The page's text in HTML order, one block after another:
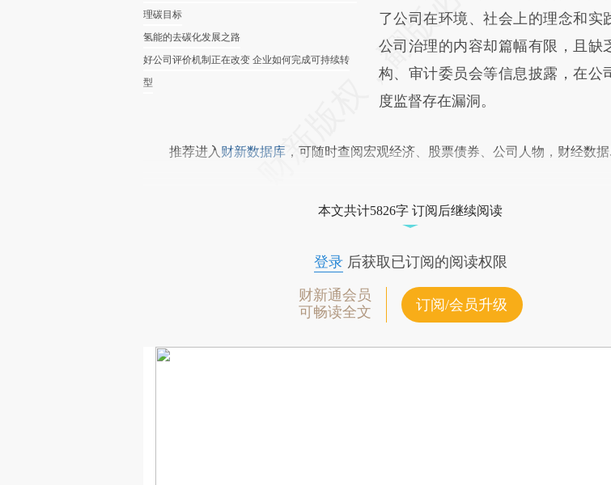
理碳目标
氢能的去碳化发展之路
好公司评价机制正在改变 企业如何完成可持续转
型
了公司在环境、社会上的理念和实
公司治理的内容却篇幅有限，且缺
构、审计委员会等信息披露，在公
度监督存在漏洞。
推荐进入 财新数据库 ，可随时查阅宏观经济、股票债券、公司人物，财经数据
本文共计5826字 订阅后继续阅读
登录后获取已订阅的阅读权限
财新通会员
可畅读全文
订阅/会员升级